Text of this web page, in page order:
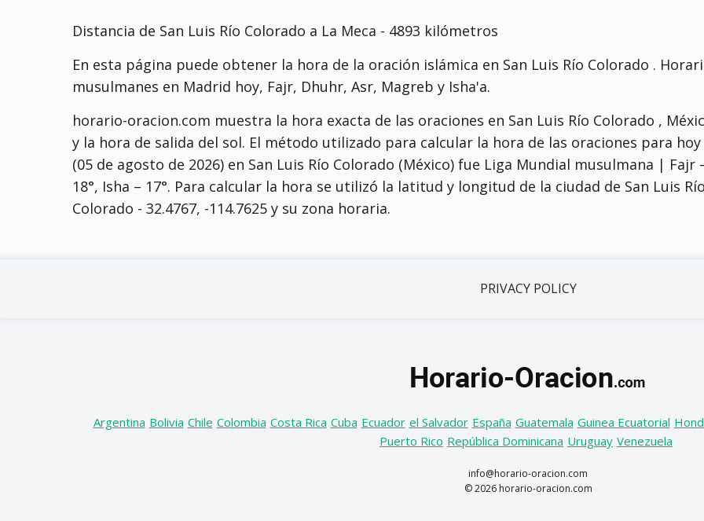
Distancia de San Luis Río Colorado a La Meca - 4893 kilómetros
En esta página puede obtener la hora de la oración islámica en San Luis Río Colorado .
musulmanes en Madrid hoy, Fajr, Dhuhr, Asr, Magreb y Isha'a.
horario-oracion.com muestra la hora exacta de las oraciones en San Luis Río Colorado ,
y la hora de salida del sol. El método utilizado para calcular la hora de las oraciones para hoy
(05 de agosto de 2026) en San Luis Río Colorado (México) fue Liga Mundial musulmana | Fajr
18°, Isha – 17°. Para calcular la hora se utilizó la latitud y longitud de la ciudad de San Luis Río
Colorado - 32.4767, -114.7625 y su zona horaria.
PRIVACY POLICY
Argentina Bolivia Chile Colombia Costa Rica Cuba Ecuador el Salvador España Guatemala Guinea Ecuatorial
Puerto Rico República Dominicana Uruguay Venezuela
info@horario-oracion.com
© 2026 horario-oracion.com